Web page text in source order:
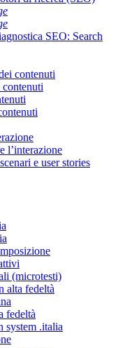
SEO: Search
contenuti
l’interazione
e user stories
(microtesti)
alta fedeltà
fedeltà
system .italia